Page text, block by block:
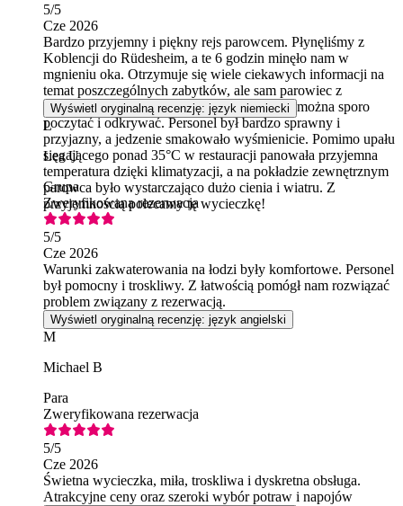
5/5
Cze 2026
Bardzo przyjemny i piękny rejs parowcem. Płynęliśmy z
Koblencji do Rüdesheim, a te 6 godzin minęło nam w
mgnieniu oka. Otrzymuje się wiele ciekawych informacji na
temat poszczególnych zabytków, ale sam parowiec z
napędem kołowym jest miejscem, w którym można sporo
poczytać i odkrywać. Personel był bardzo sprawny i
przyjazny, a jedzenie smakowało wyśmienicie. Pomimo upału
sięgającego ponad 35°C w restauracji panowała przyjemna
temperatura dzięki klimatyzacji, a na pokładzie zewnętrznym
parowca było wystarczająco dużo cienia i wiatru. Z
przyjemnością polecamy tę wycieczkę!
Wyświetl oryginalną recenzję: język niemiecki
L
Lea U
Grupa
Zweryfikowana rezerwacja
5/5
Cze 2026
Warunki zakwaterowania na łodzi były komfortowe. Personel
był pomocny i troskliwy. Z łatwością pomógł nam rozwiązać
problem związany z rezerwacją.
Wyświetl oryginalną recenzję: język angielski
M
Michael B
Para
Zweryfikowana rezerwacja
5/5
Cze 2026
Świetna wycieczka, miła, troskliwa i dyskretna obsługa.
Atrakcyjne ceny oraz szeroki wybór potraw i napojów